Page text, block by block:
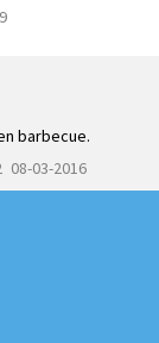
barbecue.
08-03-2016